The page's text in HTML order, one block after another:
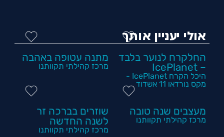
אולי יעניין אותך
החלקרח לנוער בלבד
– IcePlanet
היכל הקרח IcePlanet -
מקס נורדאו 11 אשדוד
מתנה עטופה באהבה
מרכז קהילתי תקוותנו
מעצבים שנה טובה
מרכז קהילתי תקוותנו
שוזרים בברכה זר
לשנה החדשה
מרכז קהילתי תקוותנו